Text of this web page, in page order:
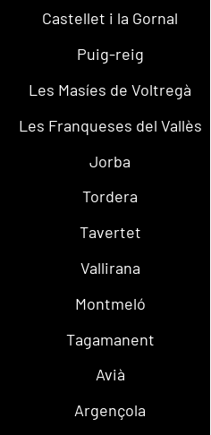
Castellet i la Gornal
Puig-reig
Les Masíes de Voltregà
Les Franqueses del Vallès
Jorba
Tordera
Tavertet
Vallirana
Montmeló
Tagamanent
Avià
Argençola